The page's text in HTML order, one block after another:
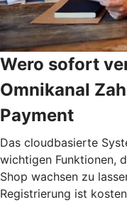
Wero sofort
Omnikanal
Payment
Das cloudbasierte
wichtigen Funktionen,
Shop wachsen zu
Registrierung ist